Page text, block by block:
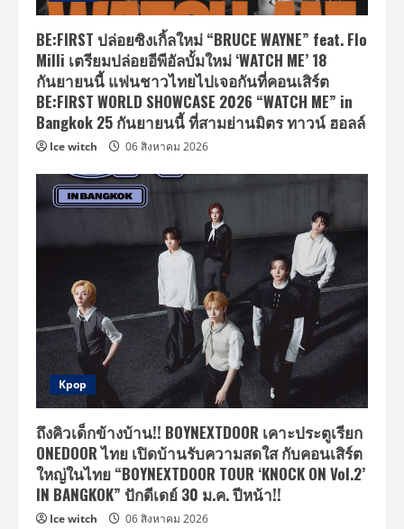
BE:FIRST ปล่อยซิงเกิ้ลใหม่ “BRUCE WAYNE” feat. Flo
Milli เตรียมปล่อยอีพีอัลบั้มใหม่ ‘WATCH ME’ 18
กันยายนนี้ แฟนชาวไทยไปเจอกันที่คอนเสิร์ต
BE:FIRST WORLD SHOWCASE 2026 “WATCH ME” in
Bangkok 25 กันยายนนี้ ที่สามย่านมิตร ทาวน์ ฮอลล์
Ice witch 06 สิงหาคม 2026
Kpop
ถึงคิวเด็กข้างบ้าน!! BOYNEXTDOOR เคาะประตูเรียก
ONEDOOR ไทย เปิดบ้านรับความสดใส กับคอนเสิร์ต
ใหญ่ในไทย “BOYNEXTDOOR TOUR ‘KNOCK ON Vol.2’
IN BANGKOK” ปักดีเดย์ 30 ม.ค. ปีหน้า!!
Ice witch 06 สิงหาคม 2026